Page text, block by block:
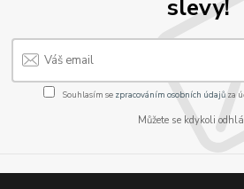
slevy!
Souhlasím se zpracováním osobních údajůza
Můžete se kdykoli